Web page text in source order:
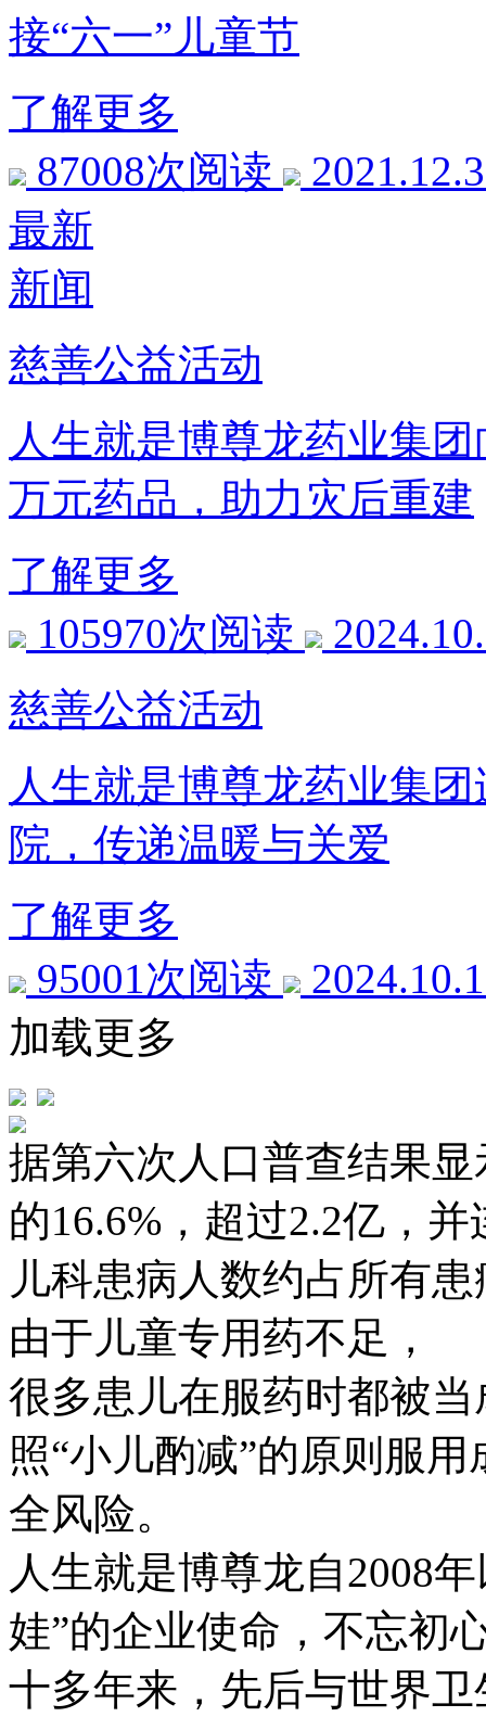
接“六一”儿童节
了解更多
87008次阅读
最新
新闻
慈善公益活动
人生就是博尊龙药业集
万元药品，助力灾后重建
了解更多
105970次阅读
慈善公益活动
人生就是博尊龙药业集
院，传递温暖与关爱
了解更多
95001次阅读
加载更多
据第六次人口普查结果显
的16.6%，超过2.2亿
儿科患病人数约占所有患
由于儿童专用药不足，
很多患儿在服药时都被当
照“小儿酌减”的原则服用
全风险。
人生就是博尊龙自2008年
娃”的企业使命，不忘初
十多年来，先后与世界